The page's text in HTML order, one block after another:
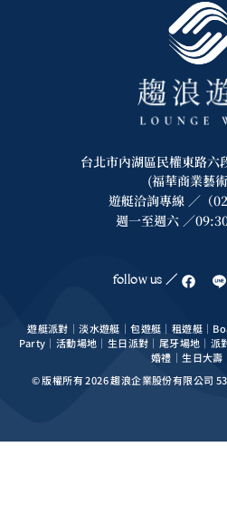
台北市內湖區民權東路六
(福華商業藝
遊艇洽詢專線 ／（
週一至週六 ／
follow us ／
遊艇派對｜淡水遊艇｜包遊艇｜租遊艇｜
Party｜活動場地｜生日派對｜尾牙場地｜派
婚禮｜生日大壽
© 版權所有 2026 趨浪企業股份有限公司